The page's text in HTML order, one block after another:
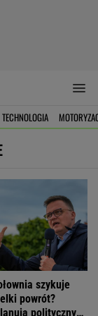
szykuje
powrót?
polityczny